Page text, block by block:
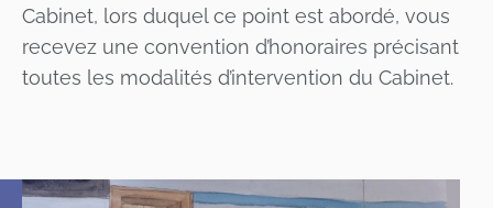
Cabinet, lors duquel ce point est abordé, vous
recevez une convention d’honoraires précisant
toutes les modalités d’intervention du Cabinet.